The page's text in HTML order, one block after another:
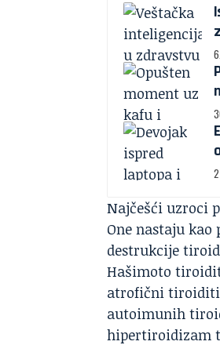
Najčešći uzroci
One nastaju
destrukcije
Hašimoto
atrofični
autoimunih
hipertiroidizam